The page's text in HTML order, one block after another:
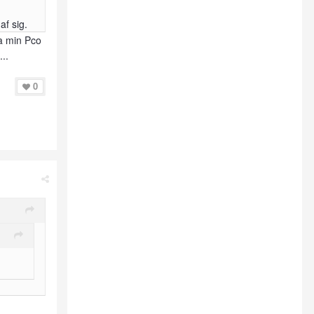
sig.
min Pco
0